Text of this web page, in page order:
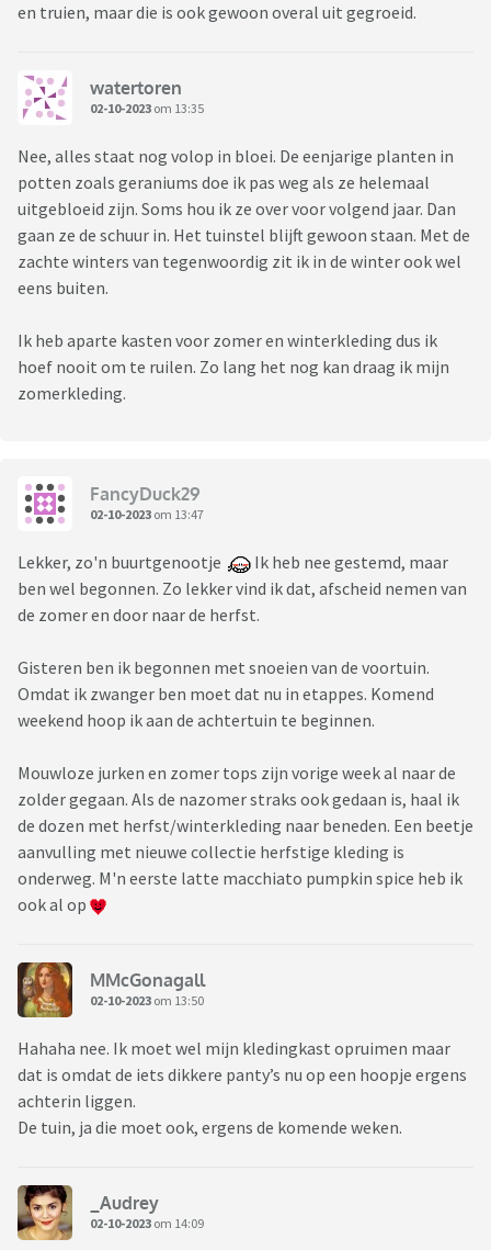
en truien, maar die is ook gewoon overal uit gegroeid.
watertoren
02-10-2023 om 13:35
Nee, alles staat nog volop in bloei. De eenjarige planten in
potten zoals geraniums doe ik pas weg als ze helemaal
uitgebloeid zijn. Soms hou ik ze over voor volgend jaar. Dan
gaan ze de schuur in. Het tuinstel blijft gewoon staan. Met de
zachte winters van tegenwoordig zit ik in de winter ook wel
eens buiten.
Ik heb aparte kasten voor zomer en winterkleding dus ik
hoef nooit om te ruilen. Zo lang het nog kan draag ik mijn
zomerkleding.
FancyDuck29
02-10-2023 om 13:47
Lekker, zo'n buurtgenootje
Ik heb nee gestemd, maar
ben wel begonnen. Zo lekker vind ik dat, afscheid nemen van
de zomer en door naar de herfst.
Gisteren ben ik begonnen met snoeien van de voortuin.
Omdat ik zwanger ben moet dat nu in etappes. Komend
weekend hoop ik aan de achtertuin te beginnen.
Mouwloze jurken en zomer tops zijn vorige week al naar de
zolder gegaan. Als de nazomer straks ook gedaan is, haal ik
de dozen met herfst/winterkleding naar beneden. Een beetje
aanvulling met nieuwe collectie herfstige kleding is
onderweg. M'n eerste latte macchiato pumpkin spice heb ik
ook al op
MMcGonagall
02-10-2023 om 13:50
Hahaha nee. Ik moet wel mijn kledingkast opruimen maar
dat is omdat de iets dikkere panty’s nu op een hoopje ergens
achterin liggen.
De tuin, ja die moet ook, ergens de komende weken.
_Audrey
02-10-2023 om 14:09